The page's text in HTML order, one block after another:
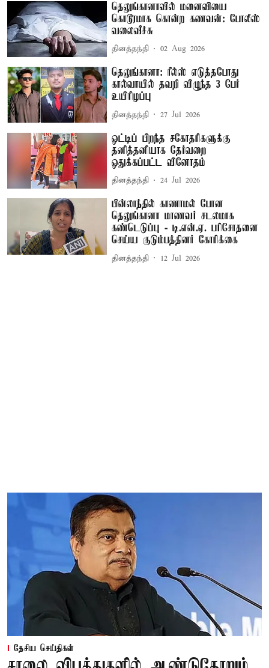
தெலுங்கானாவில் மனைவியை
கொடூரமாக கொன்ற கணவன்: போலீஸ்
வலைவீச்சு
தினத்தந்தி 02 Aug 2026
தெலுங்கானா: ரீல்ஸ் எடுத்தபோது
கால்வாயில் தவறி விழுந்த 3 பேர்
உயிரிழப்பு
தினத்தந்தி 27 Jul 2026
ஒட்டிப் பிறந்த சகோதரிகளுக்கு
தனித்தனியாக தேர்வறை
ஒதுக்கப்பட்ட வினோதம்
தினத்தந்தி 24 Jul 2026
பின்லாந்தில் காணாமல் போன
தெலுங்கானா மாணவர் சடலமாக
கண்டெடுப்பு - டி.என்.ஏ. பரிசோதனை
செய்ய குடும்பத்தினர் கோரிக்கை
தினத்தந்தி 12 Jul 2026
தேசிய செய்திகள்